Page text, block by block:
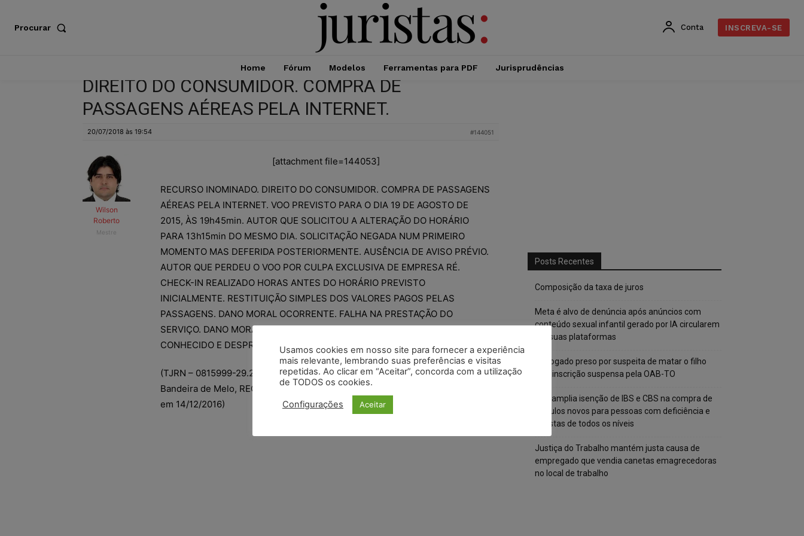
Procurar Conta INSCREVA-SE
Home Fórum Modelos Ferramentas para PDF Jurisprudências
DIREITO DO CONSUMIDOR. COMPRA DE
PASSAGENS AÉREAS PELA INTERNET.
20/07/2018 às 19:54 #144051
Wilson
Roberto
Mestre
[attachment file=144053]
RECURSO INOMINADO. DIREITO DO CONSUMIDOR. COMPRA DE PASSAGENS
AÉREAS PELA INTERNET. VOO PREVISTO PARA O DIA 19 DE AGOSTO DE
2015, ÀS 19h45min. AUTOR QUE SOLICITOU A ALTERAÇÃO DO HORÁRIO
PARA 13h15min DO MESMO DIA. SOLICITAÇÃO NEGADA NUM PRIMEIRO
MOMENTO MAS DEFERIDA POSTERIORMENTE. AUSÊNCIA DE AVISO PRÉVIO.
AUTOR QUE PERDEU O VOO POR CULPA EXCLUSIVA DE EMPRESA RÉ.
CHECK-IN REALIZADO HORAS ANTES DO HORÁRIO PREVISTO
INICIALMENTE. RESTITUIÇÃO SIMPLES DOS VALORES PAGOS PELAS
PASSAGENS. DANO MORAL OCORRENTE. FALHA NA PRESTAÇÃO DO
SERVIÇO. DANO MORAL ARBITRADO EM QUANTUM ADEQUADO. RECURSO
CONHECIDO E DESPROVIDO.
(TJRN – 0815999-29.2015.8.20.5004, Rel. Gab. do Juiz Ricardo Procópio
Bandeira de Melo, RECURSO INOMINADO, Segunda Turma Recursal, juntado
em 14/12/2016)
Posts Recentes
Composição da taxa de juros
Meta é alvo de denúncia após anúncios com
conteúdo sexual infantil gerado por IA circularem
em suas plataformas
Advogado preso por suspeita de matar o filho
tem inscrição suspensa pela OAB-TO
STF amplia isenção de IBS e CBS na compra de
veículos novos para pessoas com deficiência e
autistas de todos os níveis
Justiça do Trabalho mantém justa causa de
empregado que vendia canetas emagrecedoras
no local de trabalho
Usamos cookies em nosso site para fornecer a experiência
mais relevante, lembrando suas preferências e visitas
repetidas. Ao clicar em “Aceitar”, concorda com a utilização
de TODOS os cookies.
Configurações Aceitar